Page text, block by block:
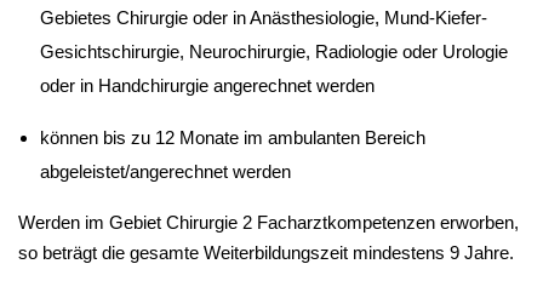
Gebietes Chirurgie oder in Anästhesiologie, Mund-Kiefer-
Gesichtschirurgie, Neurochirurgie, Radiologie oder Urologie
oder in Handchirurgie angerechnet werden
können bis zu 12 Monate im ambulanten Bereich
abgeleistet/angerechnet werden
Werden im Gebiet Chirurgie 2 Facharztkompetenzen erworben,
so beträgt die gesamte Weiterbildungszeit mindestens 9 Jahre.